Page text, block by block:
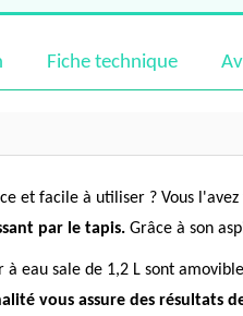
Fiche technique
et facile à utiliser ? Vous
par le tapis. Grâce à son
eau sale de 1,2 L sont
vous assure des résultats